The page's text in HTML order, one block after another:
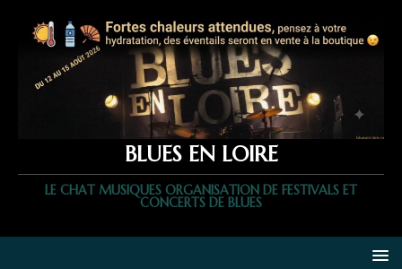
BLUES EN LOIRE
LE CHAT MUSIQUES ORGANISATION DE FESTIVALS ET
CONCERTS DE BLUES